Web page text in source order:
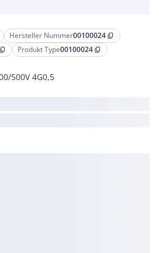
Hersteller Nummer00100024 content_copy
content_copy Produkt Type00100024 content_copy
500V 4G0,5